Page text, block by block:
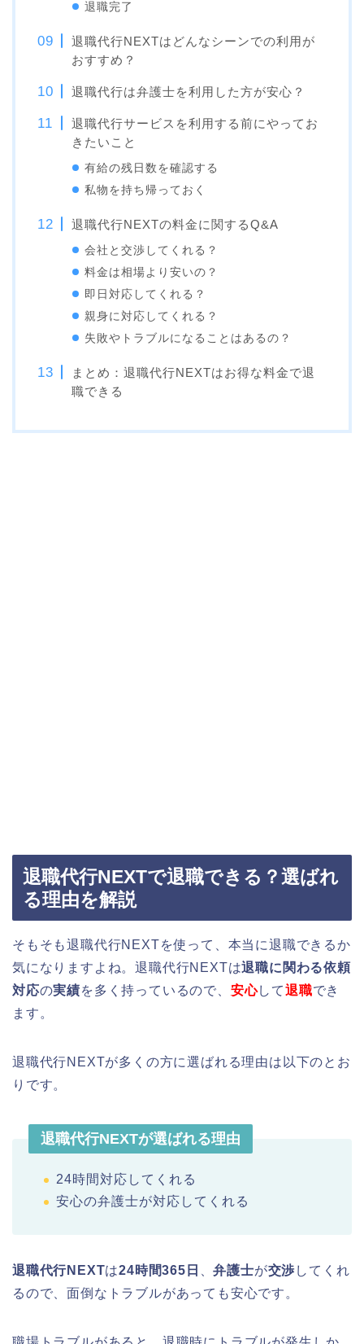
退職完了
退職代行NEXTはどんなシーンでの利用が
おすすめ？
退職代行は弁護士を利用した方が安心？
退職代行サービスを利用する前にやってお
きたいこと
有給の残日数を確認する
私物を持ち帰っておく
退職代行NEXTの料金に関するQ&A
会社と交渉してくれる？
料金は相場より安いの？
即日対応してくれる？
親身に対応してくれる？
失敗やトラブルになることはあるの？
まとめ：退職代行NEXTはお得な料金で退
職できる
退職代行NEXTで退職できる？選ばれ
る理由を解説
そもそも退職代行NEXTを使って、本当に退職できるか
気になりますよね。退職代行NEXTは退職に関わる依頼
対応の実績を多く持っているので、 安心して退職でき
ます。
退職代行NEXTが多くの方に選ばれる理由は以下のとお
りです。
退職代行NEXTが選ばれる理由
24時間対応してくれる
安心の弁護士が対応してくれる
退職代行NEXTは24時間365日 、弁護士が交渉 してくれ
るので、面倒なトラブルがあっても安心です。